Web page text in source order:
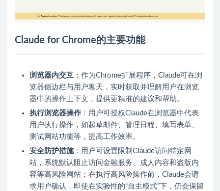
Claude for Chrome的主要功能
浏览器内交互 ：作为Chrome扩展程序，Claude可在浏
览器侧边栏与用户聊天，实时获取并理解用户在浏览
器中的操作上下文，提供更精准的建议和帮助。
执行浏览器操作 ：用户可授权Claude在浏览器中代表
用户执行操作，如起草邮件、管理日程、填写表单、
测试网站功能等，提高工作效率。
安全防护措施：用户可设置限制Claude访问特定网
站，系统默认阻止访问金融服务、成人内容和盗版内
容等高风险网站；在执行高风险操作前，Claude会请
求用户确认，即使在实验性的“自主模式”下，仍会保留